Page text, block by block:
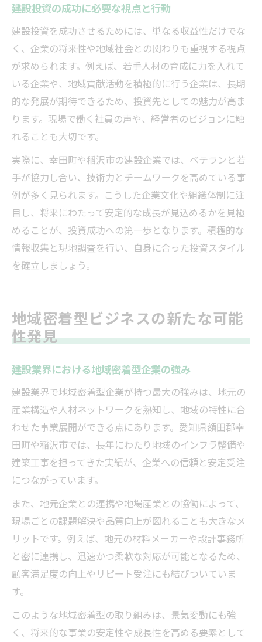
建設投資の成功に必要な視点と行動
建設投資を成功させるためには、単なる収益性だけでな
く、企業の将来性や地域社会との関わりも重視する視点
が求められます。例えば、若手人材の育成に力を入れて
いる企業や、地域貢献活動を積極的に行う企業は、長期
的な発展が期待できるため、投資先としての魅力が高ま
ります。現場で働く社員の声や、経営者のビジョンに触
れることも大切です。
実際に、幸田町や稲沢市の建設企業では、ベテランと若
手が協力し合い、技術力とチームワークを高めている事
例が多く見られます。こうした企業文化や組織体制に注
目し、将来にわたって安定的な成長が見込めるかを見極
めることが、投資成功への第一歩となります。積極的な
情報収集と現地調査を行い、自身に合った投資スタイル
を確立しましょう。
地域密着型ビジネスの新たな可能
性発見
建設業界における地域密着型企業の強み
建設業界で地域密着型企業が持つ最大の強みは、地元の
産業構造や人材ネットワークを熟知し、地域の特性に合
わせた事業展開ができる点にあります。愛知県額田郡幸
田町や稲沢市では、長年にわたり地域のインフラ整備や
建築工事を担ってきた実績が、企業への信頼と安定受注
につながっています。
また、地元企業との連携や地場産業との協働によって、
現場ごとの課題解決や品質向上が図れることも大きなメ
リットです。例えば、地元の材料メーカーや設計事務所
と密に連携し、迅速かつ柔軟な対応が可能となるため、
顧客満足度の向上やリピート受注にも結びついていま
す。
このような地域密着型の取り組みは、景気変動にも強
く、将来的な事業の安定性や成長性を高める要素として